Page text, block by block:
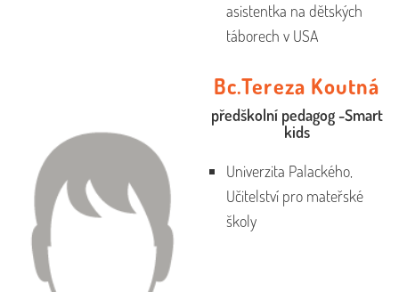
asistentka na dětských
táborech v USA
Bc.Tereza Koutná
předškolní pedagog -Smart
kids
Univerzita Palackého,
Učitelství pro mateřské
školy